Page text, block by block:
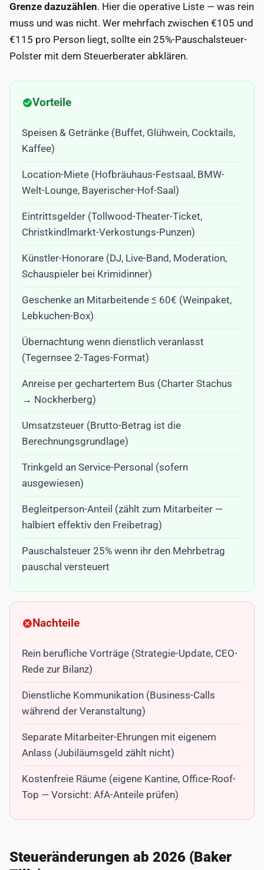
Grenze dazuzählen. Hier die operative Liste — was rein
muss und was nicht. Wer mehrfach zwischen €105 und
€115 pro Person liegt, sollte ein 25%-Pauschalsteuer-
Polster mit dem Steuerberater abklären.
Vorteile
Speisen & Getränke (Buffet, Glühwein, Cocktails,
Kaffee)
Location-Miete (Hofbräuhaus-Festsaal, BMW-
Welt-Lounge, Bayerischer-Hof-Saal)
Eintrittsgelder (Tollwood-Theater-Ticket,
Christkindlmarkt-Verkostungs-Punzen)
Künstler-Honorare (DJ, Live-Band, Moderation,
Schauspieler bei Krimidinner)
Geschenke an Mitarbeitende ≤ 60€ (Weinpaket,
Lebkuchen-Box)
Übernachtung wenn dienstlich veranlasst
(Tegernsee 2-Tages-Format)
Anreise per gechartertem Bus (Charter Stachus
→ Nockherberg)
Umsatzsteuer (Brutto-Betrag ist die
Berechnungsgrundlage)
Trinkgeld an Service-Personal (sofern
ausgewiesen)
Begleitperson-Anteil (zählt zum Mitarbeiter —
halbiert effektiv den Freibetrag)
Pauschalsteuer 25% wenn ihr den Mehrbetrag
pauschal versteuert
Nachteile
Rein berufliche Vorträge (Strategie-Update, CEO-
Rede zur Bilanz)
Dienstliche Kommunikation (Business-Calls
während der Veranstaltung)
Separate Mitarbeiter-Ehrungen mit eigenem
Anlass (Jubiläumsgeld zählt nicht)
Kostenfreie Räume (eigene Kantine, Office-Roof-
Top — Vorsicht: AfA-Anteile prüfen)
Steueränderungen ab 2026 (Baker